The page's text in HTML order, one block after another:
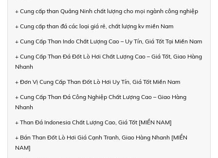
+ Cung cấp than Quảng Ninh chất lượng cho mọi ngành công nghiệp
+ Cung cấp than đá các loại giá rẻ, chất lượng kv miền Nam
+ Cung Cấp Than Indo Chất Lượng Cao – Uy Tín, Giá Tốt Tại Miền Nam
+ Cung Cấp Than Đá Đốt Lò Hơi Chất Lượng Cao – Giá Tốt, Giao Hàng
Nhanh
+ Đơn Vị Cung Cấp Than Đốt Lò Hơi Uy Tín, Giá Tốt Miền Nam
+ Cung Cấp Than Đá Công Nghiệp Chất Lượng Cao – Giao Hàng
Nhanh
+ Than Đá Indonesia Chất Lượng Cao, Giá Tốt [MIỀN NAM]
+ Bán Than Đốt Lò Hơi Giá Cạnh Tranh, Giao Hàng Nhanh [MIỀN
NAM]